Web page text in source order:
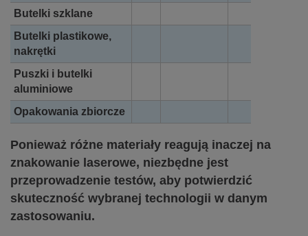
Butelki szklane
Butelki plastikowe,
nakrętki
Puszki i butelki
aluminiowe
Opakowania zbiorcze
Ponieważ różne materiały reagują inaczej na
znakowanie laserowe, niezbędne jest
przeprowadzenie testów, aby potwierdzić
skuteczność wybranej technologii w danym
zastosowaniu.